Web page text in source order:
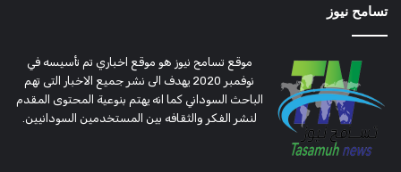
تسامح نيوز
موقع تسامح نيوز هو موقع اخباري تم تأسيسه في
نوفمبر 2020 يهدف الى نشر جميع الاخبار التى تهم
الباحث السوداني كما انه يهتم بنوعية المحتوى المقدم
لنشر الفكر والثقافه بين المستخدمين السودانيين.